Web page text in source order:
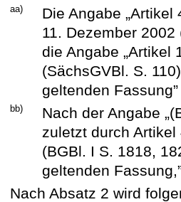
aa)
Die Angabe
11. Dezember
die Angabe „Artikel
(SächsGVBl. S.
geltenden
bb)
Nach der Angabe
zuletzt durch
(BGBl. I S. 1818,
geltenden
Nach Absatz 2 wird